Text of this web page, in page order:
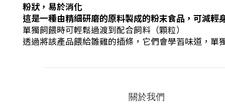
粉狀，易於消化
這是一種由精細研磨的原料製成的粉末食品，可減輕
單獨飼餵時可輕鬆過渡到配合飼料（顆粒）
透過將該產品餵給雛雞的插條，它們會學習味道，
關於我們